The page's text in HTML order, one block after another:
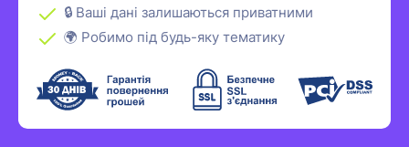
🔒 Ваші дані залишаються приватними
🌍 Робимо під будь-яку тематику